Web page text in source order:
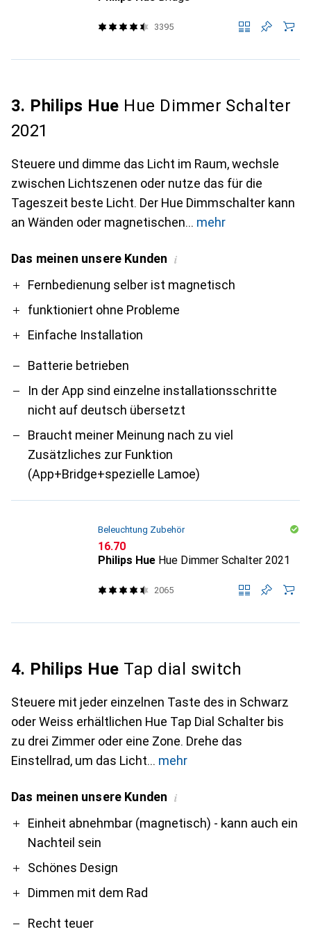
3395
3. Philips Hue Hue Dimmer Schalter
2021
Steuere und dimme das Licht im Raum, wechsle
zwischen Lichtszenen oder nutze das für die
Tageszeit beste Licht. Der Hue Dimmschalter kann
an Wänden oder magnetischen
mehr
Das meinen unsere Kunden i
ProFernbedienung selber ist magnetisch
funktioniert ohne Probleme
Einfache Installation
Contra
Batterie betrieben
In der App sind einzelne installationsschritte
nicht auf deutsch übersetzt
Braucht meiner Meinung nach zu viel
Zusätzliches zur Funktion
(App+Bridge+spezielle Lamoe)
Beleuchtung Zubehör
CHF
16.70
Philips Hue Hue Dimmer Schalter 2021
2065
4. Philips Hue Tap dial switch
Steuere mit jeder einzelnen Taste des in Schwarz
oder Weiss erhältlichen Hue Tap Dial Schalter bis
zu drei Zimmer oder eine Zone. Drehe das
Einstellrad, um das Licht
mehr
Das meinen unsere Kunden i
ProEinheit abnehmbar (magnetisch) - kann auch ein
Nachteil sein
Schönes Design
Dimmen mit dem Rad
Contra
Recht teuer